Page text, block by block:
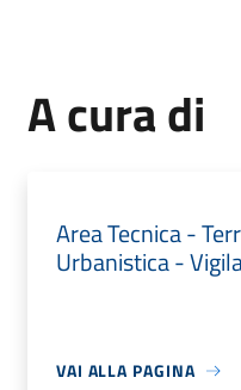
A cura di
Area Tecnica -
Urbanistica -
VAI ALLA PAGINA